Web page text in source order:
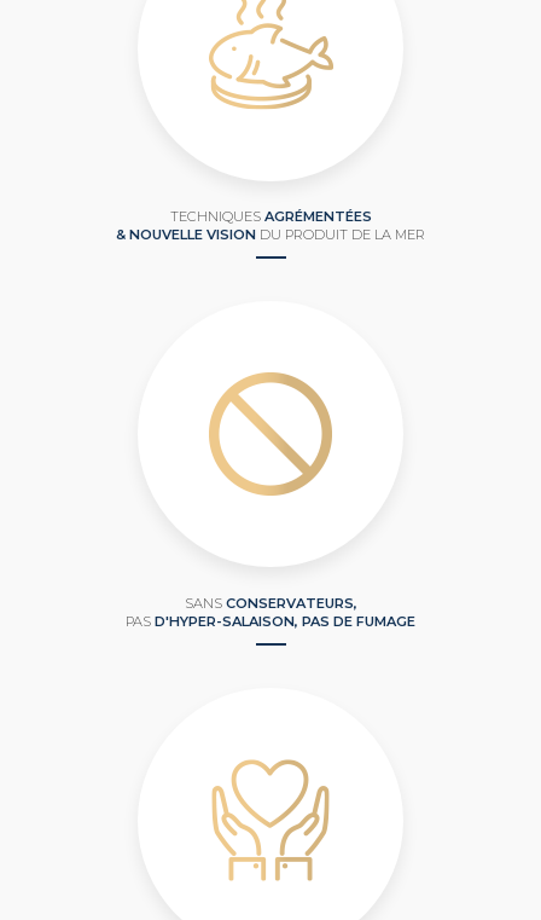
TECHNIQUES AGRÉMENTÉES
& NOUVELLE VISION DU PRODUIT DE LA MER
SANS CONSERVATEURS,
PAS D'HYPER-SALAISON, PAS DE FUMAGE